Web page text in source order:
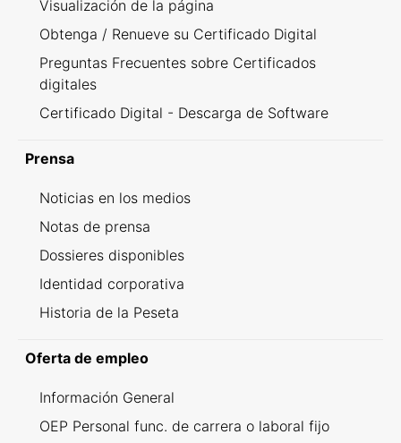
Visualización de la página
Obtenga / Renueve su Certificado Digital
Preguntas Frecuentes sobre Certificados
digitales
Certificado Digital - Descarga de Software
Prensa
Noticias en los medios
Notas de prensa
Dossieres disponibles
Identidad corporativa
Historia de la Peseta
Oferta de empleo
Información General
OEP Personal func. de carrera o laboral fijo